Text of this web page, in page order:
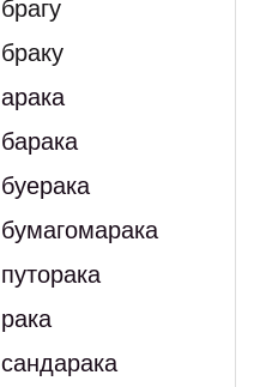
браку
арака
барака
буерака
бумагомарака
путорака
рака
сандарака